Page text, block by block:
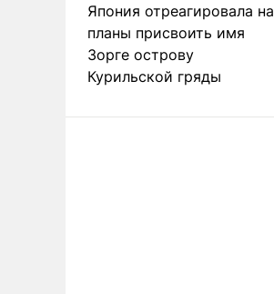
Япония отреагировала на
планы присвоить имя
Зорге острову
Курильской гряды